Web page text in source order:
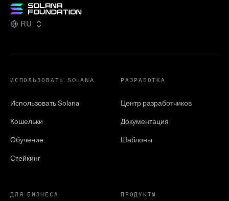
RU
ИСПОЛЬЗОВАТЬ SOLANA
Использовать Solana
Кошельки
Обучение
Стейкинг
РАЗРАБОТКА
Центр разработчиков
Документация
Шаблоны
ДЛЯ БИЗНЕСА ПРОДУКТЫ